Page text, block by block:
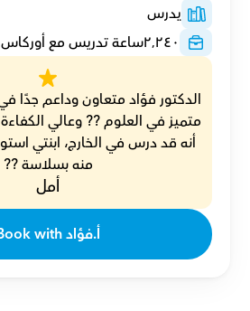
يدرس
٢٬٢٤٠ساعة تدريس مع أوركاس
منه بسلاسة ??
أمل
Book with أ.فؤاد